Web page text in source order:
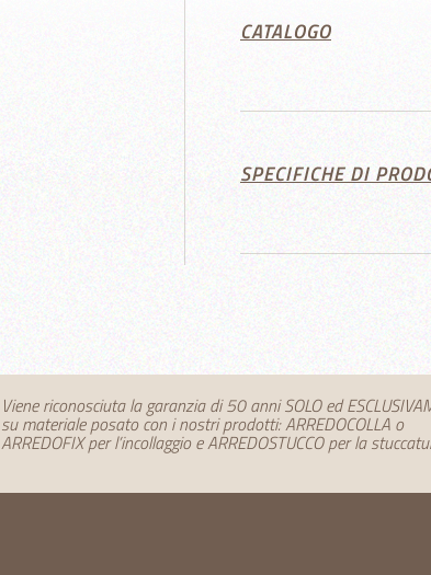
CATALOGO
SPECIFICHE DI
Viene riconosciuta la garanzia di 50 anni SOLO ed
su materiale posato con i nostri prodotti: ARREDOCOLLA o
ARREDOFIX per l’incollaggio e ARREDOSTUCCO per la